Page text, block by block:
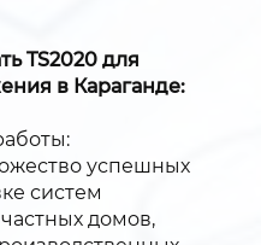
TS2020 для
в Караганде:
успешных
систем
домов,